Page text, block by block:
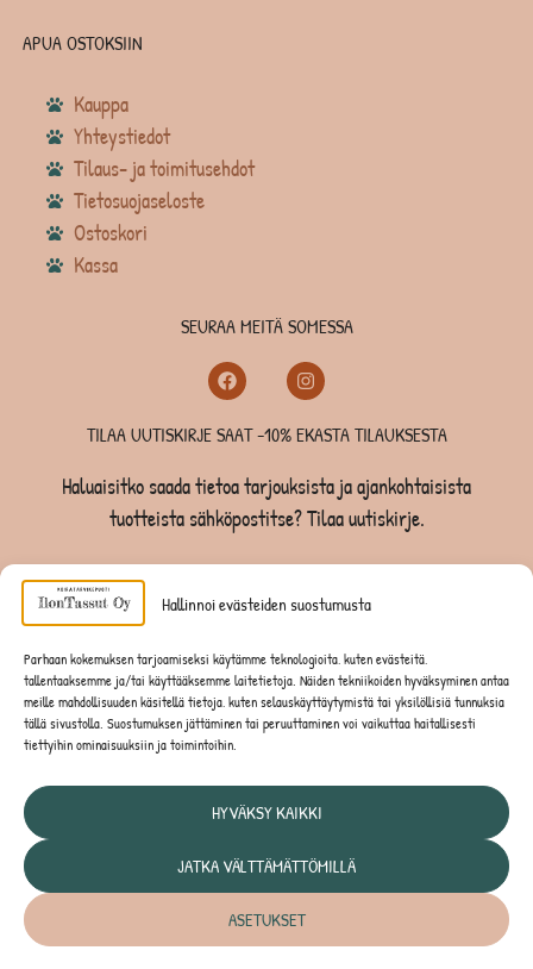
Hallinnoi evästeiden suostumusta
Parhaan kokemuksen tarjoamiseksi käytämme teknologioita, kuten evästeitä,
tallentaaksemme ja/tai käyttääksemme laitetietoja. Näiden tekniikoiden hyväksyminen antaa
meille mahdollisuuden käsitellä tietoja, kuten selauskäyttäytymistä tai yksilöllisiä tunnuksia
tällä sivustolla. Suostumuksen jättäminen tai peruuttaminen voi vaikuttaa haitallisesti
tiettyihin ominaisuuksiin ja toimintoihin.
HYVÄKSY KAIKKI
JATKA VÄLTTÄMÄTTÖMILLÄ
ASETUKSET
APUA OSTOKSIIN
Kauppa
Yhteystiedot
Tilaus- ja toimitusehdot
Tietosuojaseloste
Ostoskori
Kassa
SEURAA MEITÄ SOMESSA
TILAA UUTISKIRJE SAAT -10% EKASTA TILAUKSESTA
Haluaisitko saada tietoa tarjouksista ja ajankohtaisista
tuotteista sähköpostitse? Tilaa uutiskirje.
TILAA UUTISKIRJE -SAAT -10% EKASTA TILAUKSESTA
KISSOILLE
JYRSIJÖILLE